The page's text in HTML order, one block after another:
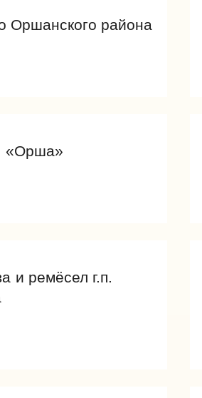
Оршанского района
«Орша»
и ремёсел г.п.